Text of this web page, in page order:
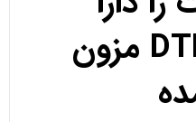
هستند چاپ DTF مزون